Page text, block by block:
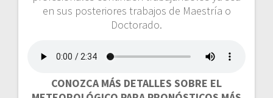
en sus posteriores trabajos de Maestría o
Doctorado.
CONOZCA MÁS DETALLES SOBRE EL